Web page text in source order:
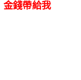
金錢帶給我